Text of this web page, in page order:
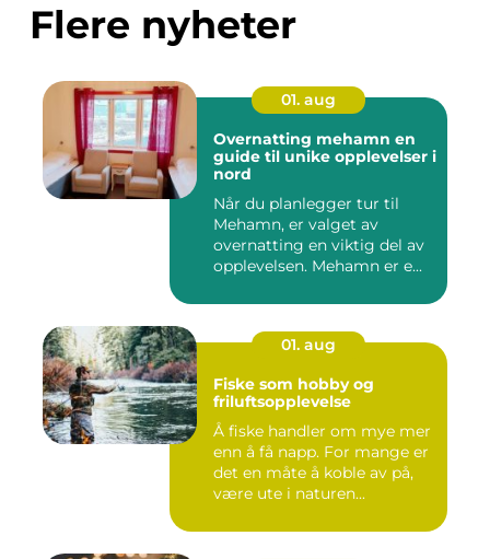
Flere nyheter
01. aug
Overnatting mehamn en
guide til unike opplevelser i
nord
Når du planlegger tur til
Mehamn, er valget av
overnatting en viktig del av
opplevelsen. Mehamn er e...
01. aug
Fiske som hobby og
friluftsopplevelse
Å fiske handler om mye mer
enn å få napp. For mange er
det en måte å koble av på,
være ute i naturen...